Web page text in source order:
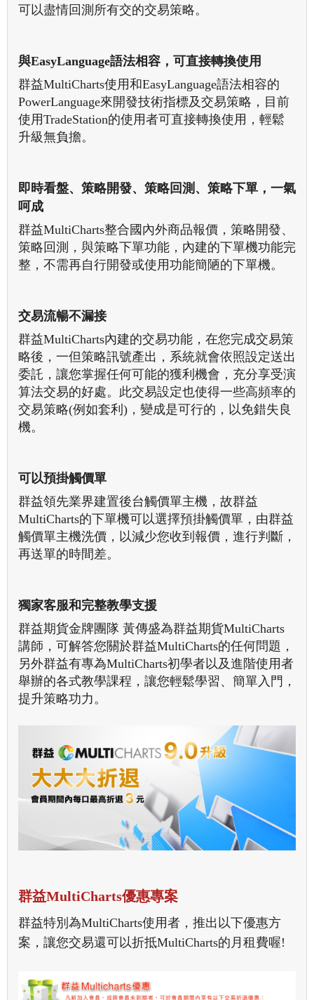
可以盡情回測所有交的交易策略。
與EasyLanguage語法相容，可直接轉換使用
群益MultiCharts使用和EasyLanguage語法相容的
PowerLanguage來開發技術指標及交易策略，目前
使用TradeStation的使用者可直接轉換使用，輕鬆
升級無負擔。
即時看盤、策略開發、策略回測、策略下單，一氣
呵成
群益MultiCharts整合國內外商品報價，策略開發、
策略回測，與策略下單功能，內建的下單機功能完
整，不需再自行開發或使用功能簡陋的下單機。
交易流暢不漏接
群益MultiCharts內建的交易功能，在您完成交易策
略後，一但策略訊號產出，系統就會依照設定送出
委託，讓您掌握任何可能的獲利機會，充分享受演
算法交易的好處。此交易設定也使得一些高頻率的
交易策略(例如套利)，變成是可行的，以免錯失良
機。
可以預掛觸價單
群益領先業界建置後台觸價單主機，故群益
MultiCharts的下單機可以選擇預掛觸價單，由群益
觸價單主機洗價，以減少您收到報價，進行判斷，
再送單的時間差。
獨家客服和完整教學支援
群益期貨金牌團隊 黃傳盛為群益期貨MultiCharts
講師，可解答您關於群益MultiCharts的任何問題，
另外群益有專為MultiCharts初學者以及進階使用者
舉辦的各式教學課程，讓您輕鬆學習、簡單入門，
提升策略功力。
群益MultiCharts優惠專案
群益特別為MultiCharts使用者，推出以下優惠方
案，讓您交易還可以折抵MultiCharts的月租費喔!